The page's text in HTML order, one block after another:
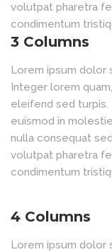
volutpat pharetra
condimentum
3 Columns
Lorem ipsum dolor
Integer lorem
eleifend sed turpis.
euismod in
nulla consequat
volutpat pharetra
condimentum
4 Columns
Lorem ipsum dolor